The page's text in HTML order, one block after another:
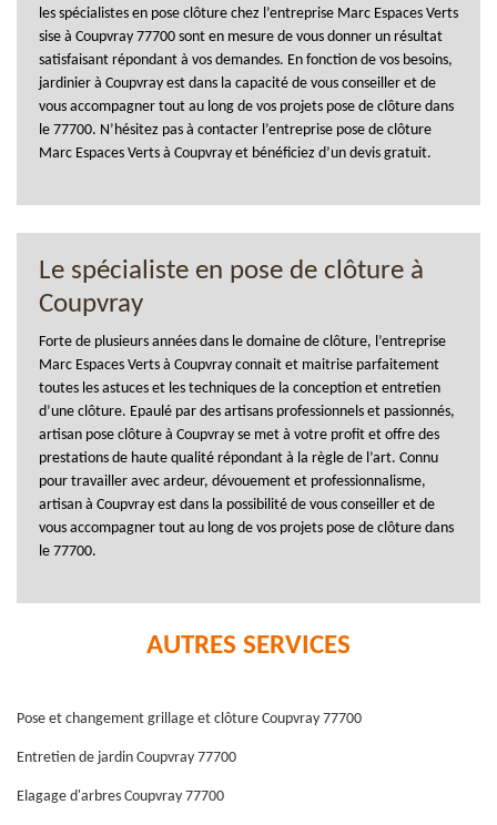
les spécialistes en pose clôture chez l’entreprise Marc Espaces Verts
sise à Coupvray 77700 sont en mesure de vous donner un résultat
satisfaisant répondant à vos demandes. En fonction de vos besoins,
jardinier à Coupvray est dans la capacité de vous conseiller et de
vous accompagner tout au long de vos projets pose de clôture dans
le 77700. N’hésitez pas à contacter l’entreprise pose de clôture
Marc Espaces Verts à Coupvray et bénéficiez d’un devis gratuit.
Le spécialiste en pose de clôture à
Coupvray
Forte de plusieurs années dans le domaine de clôture, l’entreprise
Marc Espaces Verts à Coupvray connait et maitrise parfaitement
toutes les astuces et les techniques de la conception et entretien
d’une clôture. Epaulé par des artisans professionnels et passionnés,
artisan pose clôture à Coupvray se met à votre profit et offre des
prestations de haute qualité répondant à la règle de l’art. Connu
pour travailler avec ardeur, dévouement et professionnalisme,
artisan à Coupvray est dans la possibilité de vous conseiller et de
vous accompagner tout au long de vos projets pose de clôture dans
le 77700.
AUTRES SERVICES
Pose et changement grillage et clôture Coupvray 77700
Entretien de jardin Coupvray 77700
Elagage d'arbres Coupvray 77700